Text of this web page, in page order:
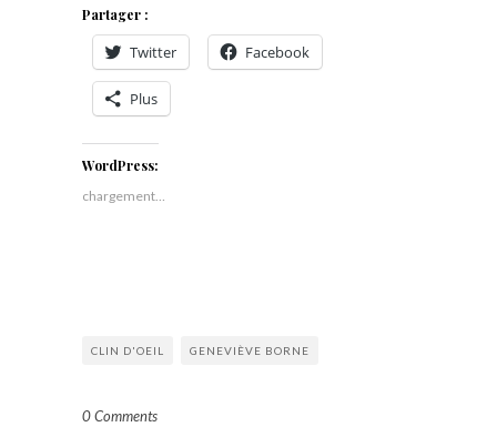
Partager :
Twitter Facebook
Plus
WordPress:
chargement…
CLIN D'OEIL GENEVIÈVE BORNE
0 Comments